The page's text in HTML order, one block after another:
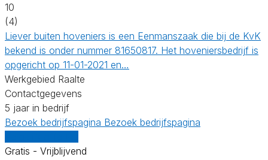
10
(4)
Liever buiten hoveniers is een Eenmanszaak die bij de KvK
bekend is onder nummer 81650817. Het hoveniersbedrijf is
opgericht op 11-01-2021 en…
Werkgebied Raalte
Contactgegevens
5 jaar in bedrijf
Bezoek bedrijfspagina Bezoek bedrijfspagina
Gratis - Vrijblijvend